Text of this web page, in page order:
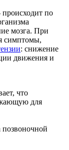
по
мозга. При
симптомы,
: снижение
движения и
что
для